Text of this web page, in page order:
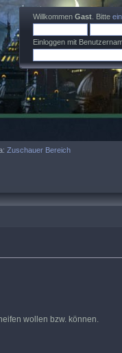
Willkommen Gast . Bitte
Einloggen mit
Zuschauer Bereich
wollen bzw. können.